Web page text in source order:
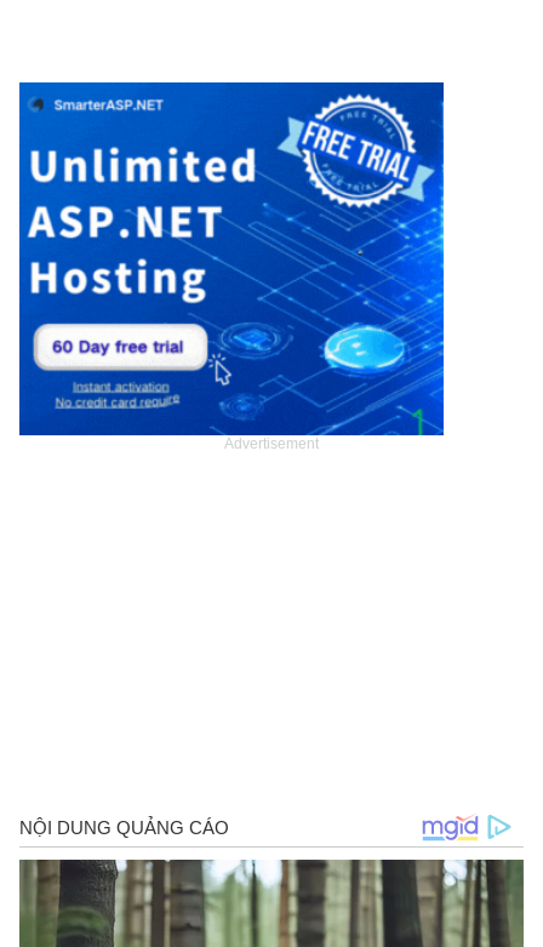
Advertisement